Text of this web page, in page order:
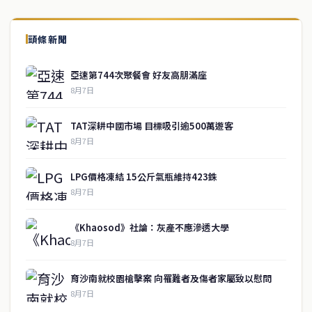
頭條新聞
亞速第744次聚餐會 好友高朋滿座
8月7日
TAT深耕中國市場 目標吸引逾500萬遊客
8月7日
LPG價格凍結 15公斤氣瓶維持423銖
8月7日
《Khaosod》社論：灰產不應滲透大學
8月7日
育沙南就校園槍擊案 向罹難者及傷者家屬致以慰問
8月7日